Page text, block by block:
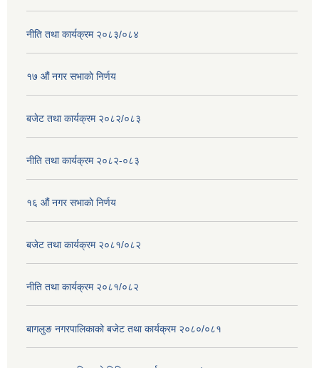
नीति तथा कार्यक्रम २०८३/०८४
१७ ‌‍औं नगर सभाकाे निर्णय
बजेट तथा कार्यक्रम २०८२/०८३
नीति तथा कार्यक्रम २०८२-०८३
१६ ‌औं नगर सभाकाे निर्णय
बजेट तथा कार्यक्रम २०८१/०८२
नीति तथा कार्यक्रम २०८१/०८२
बागलुङ नगरपालिकाको बजेट तथा कार्यक्रम २०८०/०८१